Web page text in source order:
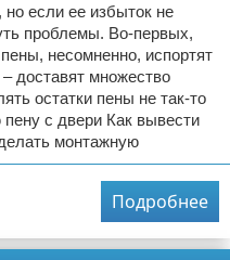
если ее избыток не
проблемы. Во-первых,
несомненно, испортят
доставят множество
остатки пены не так-то
с двери Как вывести
монтажную
Подробнее